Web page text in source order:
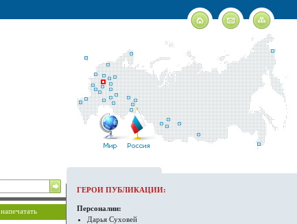
напечатать
ГЕРОИ ПУБЛИКАЦИИ:
Персоналии:
Дарья Суховей